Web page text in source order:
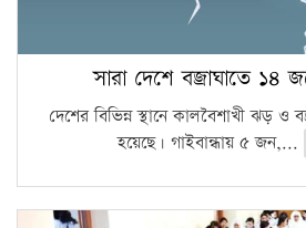
সারা দেশে বজ্রাঘাতে ১৪
দেশের বিভিন্ন স্থানে কালবৈশাখী ঝড় ও
হয়েছে। গাইবান্ধায় ৫ জন,...